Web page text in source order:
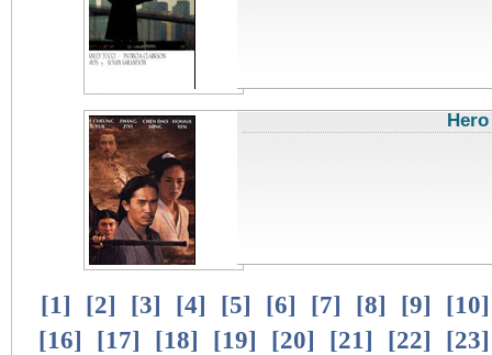
Hero
[1] [2] [3] [4] [5] [6] [7] [8] [9] [10
[16] [17] [18] [19] [20] [21] [22] [23